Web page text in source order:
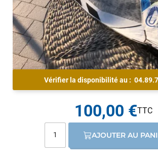
Vérifier la disponibilité au :
100,00 €
AJOUTER AU